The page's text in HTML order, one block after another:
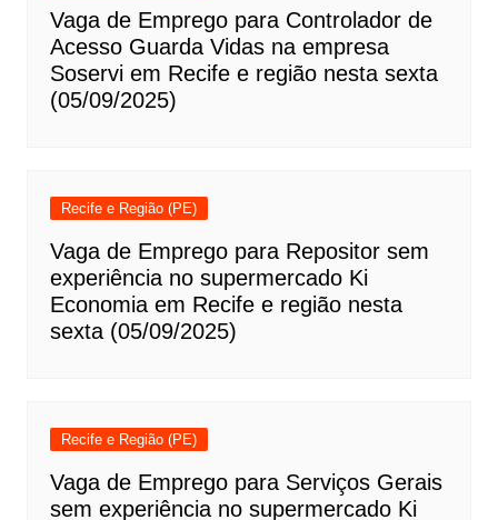
Vaga de Emprego para Controlador de
Acesso Guarda Vidas na empresa
Soservi em Recife e região nesta sexta
(05/09/2025)
Recife e Região (PE)
Vaga de Emprego para Repositor sem
experiência no supermercado Ki
Economia em Recife e região nesta
sexta (05/09/2025)
Recife e Região (PE)
Vaga de Emprego para Serviços Gerais
sem experiência no supermercado Ki